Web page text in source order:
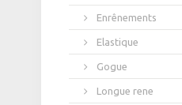
Enrênements
Elastique
Gogue
Longue rene